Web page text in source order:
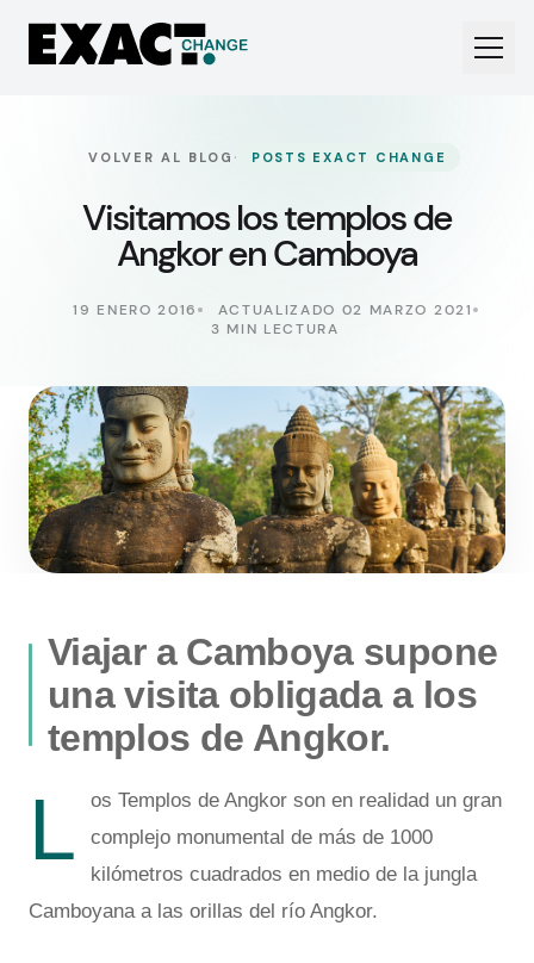
VOLVER AL BLOG · POSTS EXACT CHANGE
Visitamos los templos de
Angkor en Camboya
19 ENERO 2016
ACTUALIZADO 02 MARZO 2021
3 MIN LECTURA
Viajar a Camboya supone
una visita obligada a los
templos de Angkor.
L
os Templos de Angkor son en realidad un gran
complejo monumental de más de 1000
kilómetros cuadrados en medio de la jungla
Camboyana a las orillas del río Angkor.